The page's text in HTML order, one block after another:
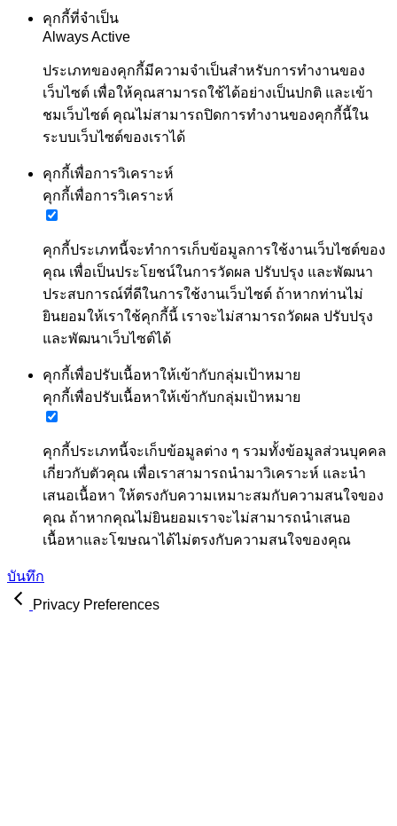
คุกกี้ที่จำเป็น
Always Active
ประเภทของคุกกี้มีความจำเป็นสำหรับการทำงานของ
เว็บไซต์ เพื่อให้คุณสามารถใช้ได้อย่างเป็นปกติ และเข้า
ชมเว็บไซต์ คุณไม่สามารถปิดการทำงานของคุกกี้นี้ใน
ระบบเว็บไซต์ของเราได้
คุกกี้เพื่อการวิเคราะห์
คุกกี้เพื่อการวิเคราะห์
คุกกี้ประเภทนี้จะทำการเก็บข้อมูลการใช้งานเว็บไซต์ของ
คุณ เพื่อเป็นประโยชน์ในการวัดผล ปรับปรุง และพัฒนา
ประสบการณ์ที่ดีในการใช้งานเว็บไซต์ ถ้าหากท่านไม่
ยินยอมให้เราใช้คุกกี้นี้ เราจะไม่สามารถวัดผล ปรับปรุง
และพัฒนาเว็บไซต์ได้
คุกกี้เพื่อปรับเนื้อหาให้เข้ากับกลุ่มเป้าหมาย
คุกกี้เพื่อปรับเนื้อหาให้เข้ากับกลุ่มเป้าหมาย
คุกกี้ประเภทนี้จะเก็บข้อมูลต่าง ๆ รวมทั้งข้อมูลส่วนบุคคล
เกี่ยวกับตัวคุณ เพื่อเราสามารถนำมาวิเคราะห์ และนำ
เสนอเนื้อหา ให้ตรงกับความเหมาะสมกับความสนใจของ
คุณ ถ้าหากคุณไม่ยินยอมเราจะไม่สามารถนำเสนอ
เนื้อหาและโฆษณาได้ไม่ตรงกับความสนใจของคุณ
บันทึก
Privacy Preferences